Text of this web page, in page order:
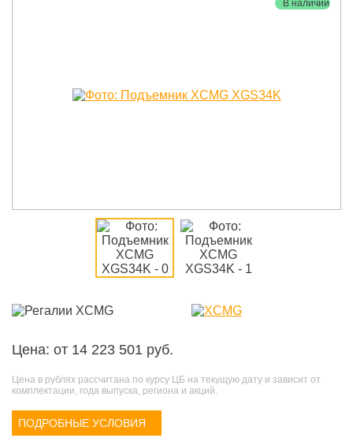
В наличии
Цена: от 14 223 501 руб.
Цена в рублях рассчитана по курсу ЦБ на текущую дату и зависит от
комплектации, года выпуска, региона и акций.
ПОДРОБНЫЕ УСЛОВИЯ